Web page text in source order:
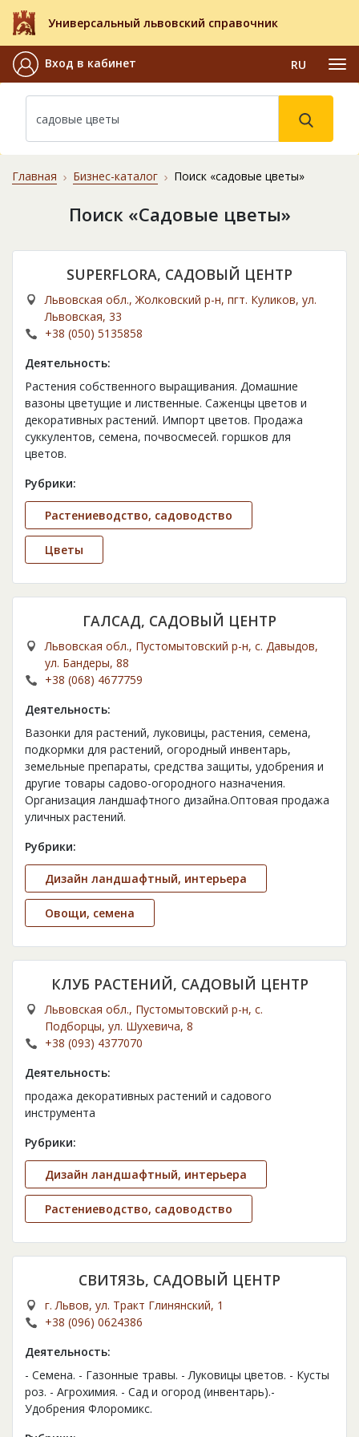
Универсальный львовский справочник
Вход в кабинет RU
Главная Бизнес-каталог Поиск «садовые цветы»
Поиск «Садовые цветы»
SUPERFLORA, САДОВЫЙ ЦЕНТР
Львовская обл., Жолковский р-н, пгт. Куликов, ул.
Львовская, 33
+38 (050) 5135858
Деятельность:
Растения собственного выращивания. Домашние
вазоны цветущие и лиственные. Саженцы цветов и
декоративных растений. Импорт цветов. Продажа
суккулентов, семена, почвосмесей. горшков для
цветов.
Рубрики:
Растениеводство, садоводство
Цветы
ГАЛСАД, САДОВЫЙ ЦЕНТР
Львовская обл., Пустомытовский р-н, с. Давыдов,
ул. Бандеры, 88
+38 (068) 4677759
Деятельность:
Вазонки для растений, луковицы, растения, семена,
подкормки для растений, огородный инвентарь,
земельные препараты, средства защиты, удобрения и
другие товары садово-огородного назначения.
Организация ландшафтного дизайна.Оптовая продажа
уличных растений.
Рубрики:
Дизайн ландшафтный, интерьера
Овощи, семена
КЛУБ РАСТЕНИЙ, САДОВЫЙ ЦЕНТР
Львовская обл., Пустомытовский р-н, с.
Подборцы, ул. Шухевича, 8
+38 (093) 4377070
Деятельность:
продажа декоративных растений и садового
инструмента
Рубрики:
Дизайн ландшафтный, интерьера
Растениеводство, садоводство
СВИТЯЗЬ, САДОВЫЙ ЦЕНТР
г. Львов, ул. Тракт Глинянский, 1
+38 (096) 0624386
Деятельность:
- Семена. - Газонные травы. - Луковицы цветов. - Кусты
роз. - Агрохимия. - Сад и огород (инвентарь).-
Удобрения Флоромикс.